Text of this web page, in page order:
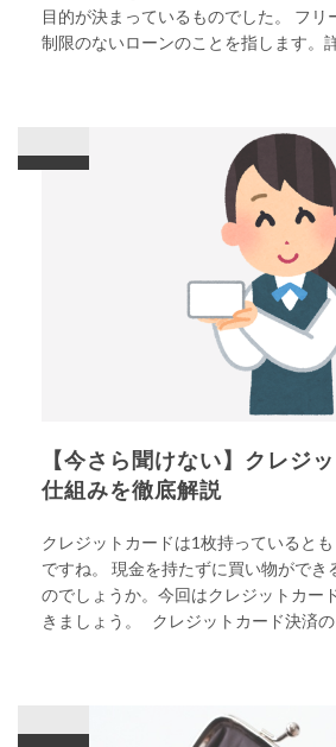
目的が決まっているものでした。 フ
制限のないローンのことを指します。
【今さら聞けない】クレジ
仕組みを徹底解説
クレジットカードは1枚持っていると
ですね。 現金を持たずに買い物ができ
のでしょうか。今回はクレジットカー
きましょう。 クレジットカード決済